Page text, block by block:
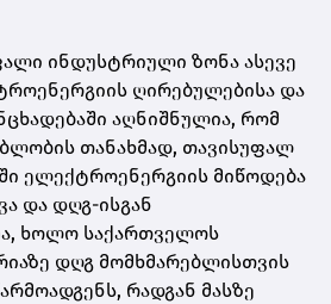
ინდუსტრიული ზონა ასევე
ღირებულებისა და
აღნიშნულია, რომ
თანახმად, თავისუფალ
ელექტროენერგიის მიწოდება
და დღგ-ისგან
ხოლო საქართველოს
დღგ მომხმარებლისთვის
რადგან მასზე